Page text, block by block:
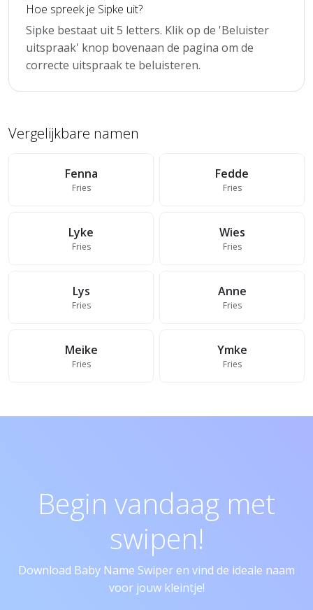
Hoe spreek je Sipke uit?
Sipke bestaat uit 5 letters. Klik op de 'Beluister
uitspraak' knop bovenaan de pagina om de
correcte uitspraak te beluisteren.
Vergelijkbare namen
Fenna
Fries
Fedde
Fries
Lyke
Fries
Wies
Fries
Lys
Fries
Anne
Fries
Meike
Fries
Ymke
Fries
Begin vandaag met
swipen!
Download Baby Name Swiper en vind de ideale naam
voor jouw kleintje!